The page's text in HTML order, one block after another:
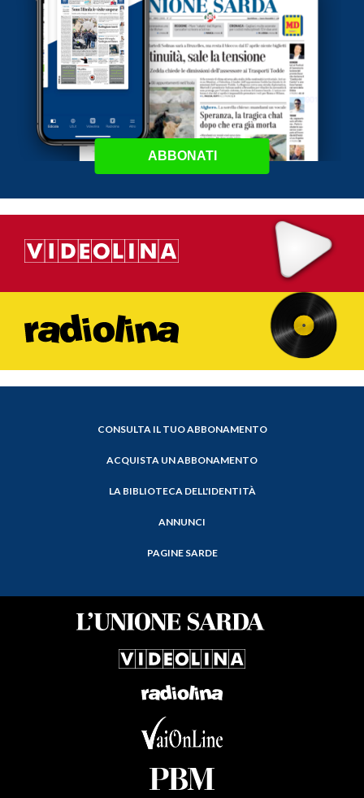
ABBONATI
CONSULTA IL TUO ABBONAMENTO
ACQUISTA UN ABBONAMENTO
LA BIBLIOTECA DELL'IDENTITÀ
ANNUNCI
PAGINE SARDE